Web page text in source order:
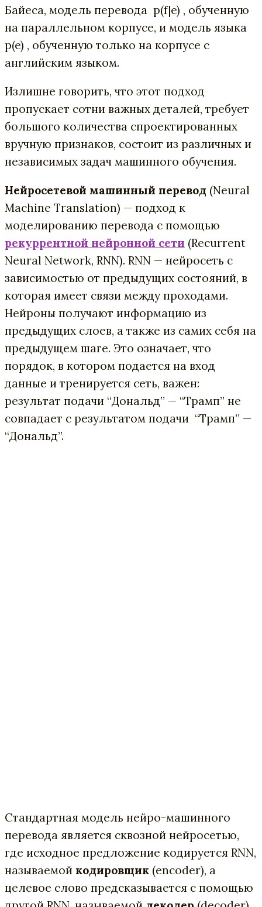
Байеса, модель перевода p(f|e) , обученную
на параллельном корпусе, и модель языка
p(e) , обученную только на корпусе с
английским языком.
Излишне говорить, что этот подход
пропускает сотни важных деталей, требует
большого количества спроектированных
вручную признаков, состоит из различных и
независимых задач машинного обучения.
Нейросетевой машинный перевод (Neural
Machine Translation) — подход к
моделированию перевода с помощью
рекуррентной нейронной сети (Recurrent
Neural Network, RNN). RNN — нейросеть c
зависимостью от предыдущих состояний, в
которая имеет связи между проходами.
Нейроны получают информацию из
предыдущих слоев, а также из самих себя на
предыдущем шаге. Это означает, что
порядок, в котором подается на вход
данные и тренируется сеть, важен:
результат подачи “Дональд” — “Трамп” не
совпадает с результатом подачи “Трамп” —
“Дональд”.
Стандартная модель нейро-машинного
перевода является сквозной нейросетью,
где исходное предложение кодируется RNN,
называемой кодировщик (encoder), а
целевое слово предсказывается с помощью